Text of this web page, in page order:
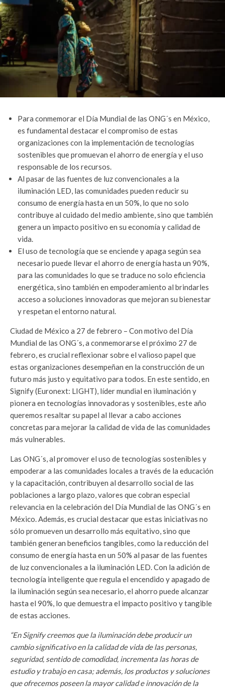
Para conmemorar el Día Mundial de las ONG´s en México,
es fundamental destacar el compromiso de estas
organizaciones con la implementación de tecnologías
sostenibles que promuevan el ahorro de energía y el uso
responsable de los recursos.
Al pasar de las fuentes de luz convencionales a la
iluminación LED, las comunidades pueden reducir su
consumo de energía hasta en un 50%, lo que no solo
contribuye al cuidado del medio ambiente, sino que también
genera un impacto positivo en su economía y calidad de
vida.
El uso de tecnología que se enciende y apaga según sea
necesario puede llevar el ahorro de energía hasta un 90%,
para las comunidades lo que se traduce no solo eficiencia
energética, sino también en empoderamiento al brindarles
acceso a soluciones innovadoras que mejoran su bienestar
y respetan el entorno natural.
Ciudad de México a 27 de febrero – Con motivo del Día
Mundial de las ONG´s, a conmemorarse el próximo 27 de
febrero, es crucial reflexionar sobre el valioso papel que
estas organizaciones desempeñan en la construcción de un
futuro más justo y equitativo para todos. En este sentido, en
Signify (Euronext: LIGHT), líder mundial en iluminación y
pionera en tecnologías innovadoras y sostenibles, este año
queremos resaltar su papel al llevar a cabo acciones
concretas para mejorar la calidad de vida de las comunidades
más vulnerables.
Las ONG´s, al promover el uso de tecnologías sostenibles y
empoderar a las comunidades locales a través de la educación
y la capacitación, contribuyen al desarrollo social de las
poblaciones a largo plazo, valores que cobran especial
relevancia en la celebración del Día Mundial de las ONG´s en
México. Además, es crucial destacar que estas iniciativas no
sólo promueven un desarrollo más equitativo, sino que
también generan beneficios tangibles, como la reducción del
consumo de energía hasta en un 50% al pasar de las fuentes
de luz convencionales a la iluminación LED. Con la adición de
tecnología inteligente que regula el encendido y apagado de
la iluminación según sea necesario, el ahorro puede alcanzar
hasta el 90%, lo que demuestra el impacto positivo y tangible
de estas acciones.
“En Signify creemos que la iluminación debe producir un
cambio significativo en la calidad de vida de las personas,
seguridad, sentido de comodidad, incrementa las horas de
estudio y trabajo en casa; además, los productos y soluciones
que ofrecemos poseen la mayor calidad e innovación de la